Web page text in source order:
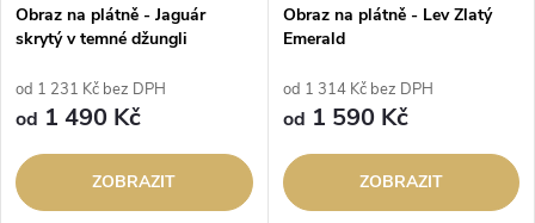
Obraz na plátně - Jaguár
skrytý v temné džungli
od 1 231 Kč bez DPH
od 1 490 Kč
ZOBRAZIT
Obraz na plátně - Lev Zlatý
Emerald
od 1 314 Kč bez DPH
od 1 590 Kč
ZOBRAZIT